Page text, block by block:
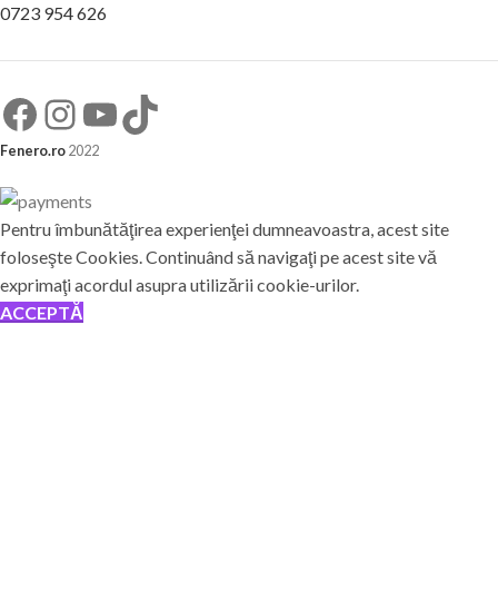
0723 954 626
Fenero.ro2022
Pentru îmbunătăţirea experienţei dumneavoastra, acest site
foloseşte Cookies. Continuând să navigaţi pe acest site vă
exprimaţi acordul asupra utilizării cookie-urilor.
ACCEPTĂ